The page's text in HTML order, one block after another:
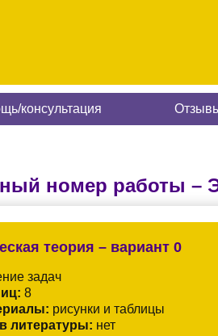
консультация
номер работы –
теория – вариант 0
задач
8
рисунки и таблицы
литературы: нет